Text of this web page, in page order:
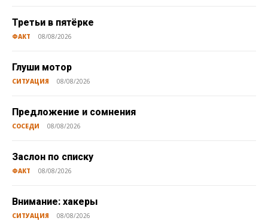
Третьи в пятёрке
ФАКТ 08/08/2026
Глуши мотор
СИТУАЦИЯ 08/08/2026
Предложение и сомнения
СОСЕДИ 08/08/2026
Заслон по списку
ФАКТ 08/08/2026
Внимание: хакеры
СИТУАЦИЯ 08/08/2026